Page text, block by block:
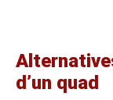
d’un quad